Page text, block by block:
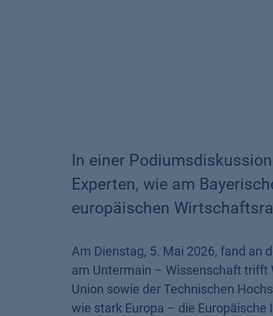
In einer
Experten, wie am
europäischen
Am Dienstag, 5. Mai 2026, fand an
am Untermain – Wissenschaft trifft
Union sowie der Technischen
wie stark Europa – die